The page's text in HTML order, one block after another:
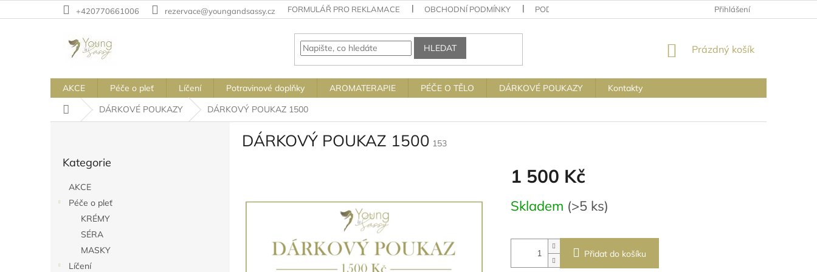
na
+420770661006 rezervace@youngandsassy.cz FORMULÁŘ PRO REKLAMACE OBCHODNÍ PODMÍNKY PODMÍNKY OCHRANY OSOBNÍCH ÚDAJŮ Přihlášení
HLEDAT
NÁKUPNÍ
Prázdný košík
AKCE Péče o pleť Líčení Potravinové doplňky AROMATERAPIE PÉČE O TĚLO DÁRKOVÉ POUKAZY
Kontakty
Domů
DÁRKOVÉ POUKAZY DÁRKOVÝ POUKAZ 1500
kategorie
Kategorie
AKCE
Péče o pleť
KRÉMY
SÉRA
MASKY
Líčení
DÁRKOVÝ POUKAZ 1500 153
1 500 Kč
cena:
Skladem (>5 ks)
Přidat do košíku